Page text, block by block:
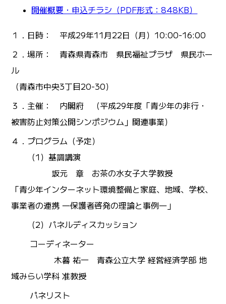
開催概要・申込チラシ（PDF形式：848KB）
１．日時： 平成29年11月22日（月）10:00-16:00
２．場所： 青森県青森市 県民福祉プラザ 県民ホー
ル
（青森市中央3丁目20-30）
３．主催： 内閣府 （平成29年度「青少年の非行・
被害防止対策公開シンポジウム」関連事業）
４．プログラム（予定）
（1）基調講演
坂元 章 お茶の水女子大学教授
「青少年インターネット環境整備と家庭、地域、学校、
事業者の連携 ―保護者啓発の理論と事例―」
（2）パネルディスカッション
コーディネーター
木暮 祐一 青森公立大学 経営経済学部 地
域みらい学科 准教授
パネリスト